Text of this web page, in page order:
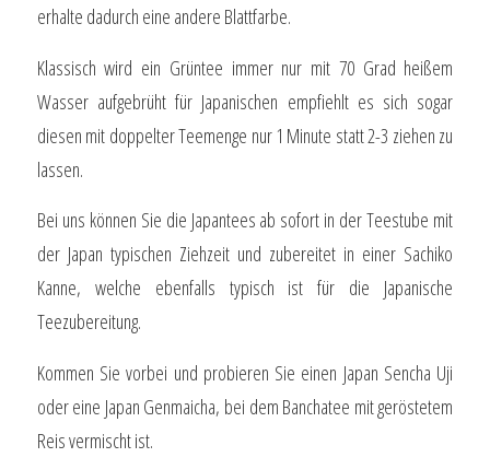
erhalte dadurch eine andere Blattfarbe.
Klassisch wird ein Grüntee immer nur mit 70 Grad heißem
Wasser aufgebrüht für Japanischen empfiehlt es sich sogar
diesen mit doppelter Teemenge nur 1 Minute statt 2-3 ziehen zu
lassen.
Bei uns können Sie die Japantees ab sofort in der Teestube mit
der Japan typischen Ziehzeit und zubereitet in einer Sachiko
Kanne, welche ebenfalls typisch ist für die Japanische
Teezubereitung.
Kommen Sie vorbei und probieren Sie einen Japan Sencha Uji
oder eine Japan Genmaicha, bei dem Banchatee mit geröstetem
Reis vermischt ist.